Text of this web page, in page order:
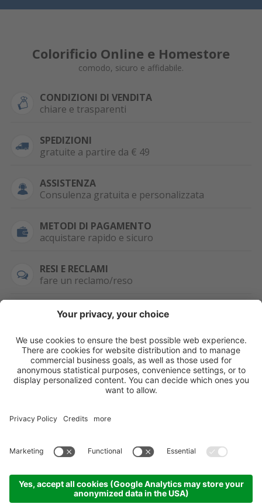
Colorificio Online e Homestore
comodo, sicuro e affidabile.
CONDIZIONI DI VENDITA
chiare e trasparenti
SPEDIZIONI
gratuite a partire da € 49
ASSISTENZA
Consulenza gratuita e personalizzata
METODI DI PAGAMENTO
acquistare rapido e sicuro
RESI E RECLAMI
fare un reclamo/reso
SEMPRE DISPONIBILE
0471 506798
WHATSAPP
+39 376 2951129
Credits
Sitemap Informativa privacy
Impostazioni cookie
Partner
Come arrivare
HAI LA PARTITA
IVA?
Per ordini, offerte,
prezzi speciali e
ulteriori articoli